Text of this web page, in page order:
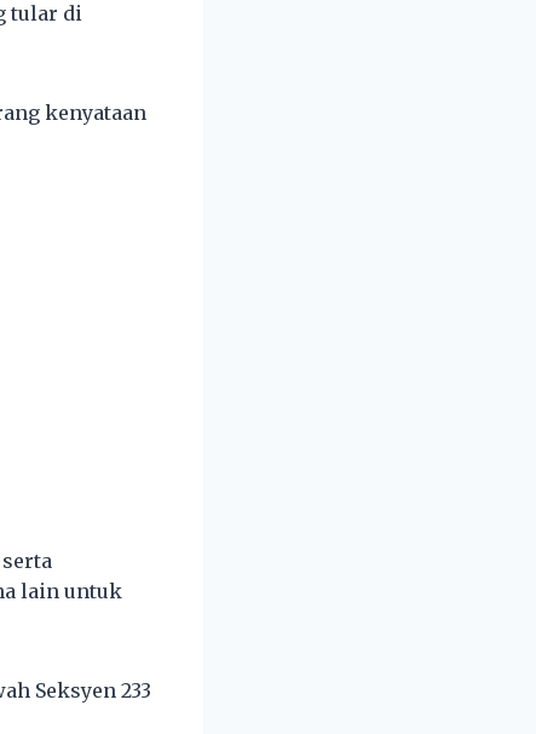
tular di
kenyataan
lain untuk
Seksyen 233